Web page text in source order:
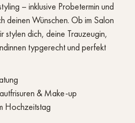
– inklusive Probetermin und
deinen Wünschen. Ob im Salon
stylen dich, deine Trauzeugin,
typgerecht und perfekt
& Make-up
Hochzeitstag